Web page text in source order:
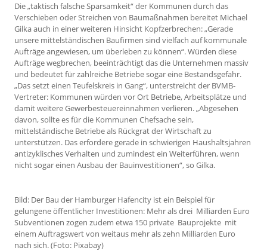
Die „taktisch falsche Sparsamkeit“ der Kommunen durch das
Verschieben oder Streichen von Baumaßnahmen bereitet Michael
Gilka auch in einer weiteren Hinsicht Kopfzerbrechen: „Gerade
unsere mittelständischen Baufirmen sind vielfach auf kommunale
Aufträge angewiesen, um überleben zu können“. Würden diese
Aufträge wegbrechen, beeinträchtigt das die Unternehmen massiv
und bedeutet für zahlreiche Betriebe sogar eine Bestandsgefahr.
„Das setzt einen Teufelskreis in Gang“, unterstreicht der BVMB-
Vertreter: Kommunen würden vor Ort Betriebe, Arbeitsplätze und
damit weitere Gewerbesteuereinnahmen verlieren. „Abgesehen
davon, sollte es für die Kommunen Chefsache sein,
mittelständische Betriebe als Rückgrat der Wirtschaft zu
unterstützen. Das erfordere gerade in schwierigen Haushaltsjahren
antizyklisches Verhalten und zumindest ein Weiterführen, wenn
nicht sogar einen Ausbau der Bauinvestitionen“, so Gilka.
Bild: Der Bau der Hamburger Hafencity ist ein Beispiel für
gelungene öffentlicher Investitionen: Mehr als drei Milliarden Euro
Subventionen zogen zudem etwa 150 private Bauprojekte mit
einem Auftragswert von weitaus mehr als zehn Milliarden Euro
nach sich. (Foto: Pixabay)